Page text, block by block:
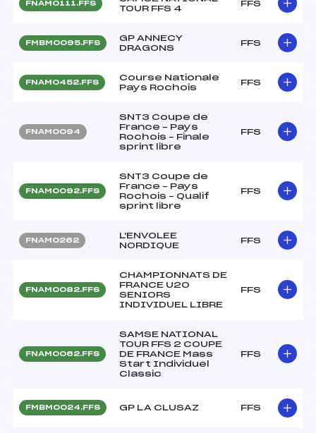
FNAM0111.FFS
TOUR FFS 4
FFS
FMBM0095.FFS
GP ANNECY
DRAGONS
FFS
FNAM0452.FFS
Course Nationale
Pays Rochois
FFS
FNAM0094
SNT3 Coupe de
France – Pays
Rochois – Finale
sprint libre
FFS
FNAM0092.FFS
SNT3 Coupe de
France – Pays
Rochois – Qualif
sprint libre
FFS
FNAM0262
L'ENVOLEE
NORDIQUE
FFS
FNAM0082.FFS
CHAMPIONNATS DE
FRANCE U20
SENIORS
INDIVIDUEL LIBRE
FFS
FNAM0062.FFS
SAMSE NATIONAL
TOUR FFS 2 COUPE
DE FRANCE Mass
Start Individuel
Classic
FFS
FMBM0024.FFS GP LA CLUSAZ FFS